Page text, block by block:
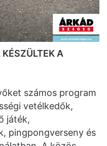
A
számos program
vetélkedők,
játék,
pingpongverseny és